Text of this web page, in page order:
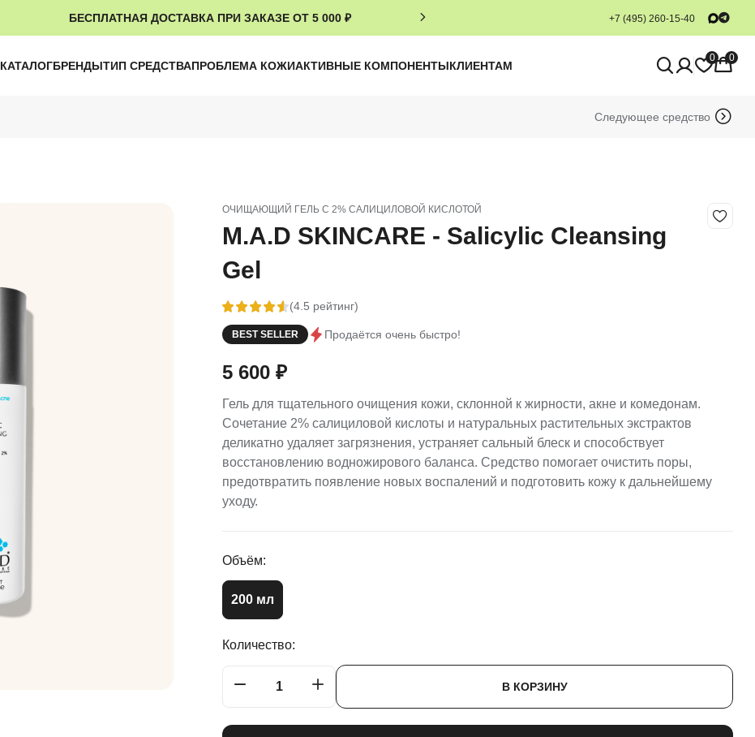
БЕСПЛАТНАЯ ДОСТАВКА ПРИ ЗАКАЗЕ ОТ 5 000 ₽ +7 (495) 260-15-40
КАТАЛОГБРЕНДЫТИП СРЕДСТВАПРОБЛЕМА КОЖИАКТИВНЫЕ КОМПОНЕНТЫКЛИЕНТАМ
0 0
Следующее средство
ОЧИЩАЮЩИЙ ГЕЛЬ С 2% САЛИЦИЛОВОЙ КИСЛОТОЙ
M.A.D SKINCARE - Salicylic Cleansing
Gel
(4.5 рейтинг)
BEST SELLER Продаётся очень быстро!
5 600 ₽
Гель для тщательного очищения кожи, склонной к жирности, акне и комедонам.
Сочетание 2% салициловой кислоты и натуральных растительных экстрактов
деликатно удаляет загрязнения, устраняет сальный блеск и способствует
восстановлению водножирового баланса. Средство помогает очистить поры,
предотвратить появление новых воспалений и подготовить кожу к дальнейшему
уходу.
Объём:
200 мл
Количество:
В КОРЗИНУ